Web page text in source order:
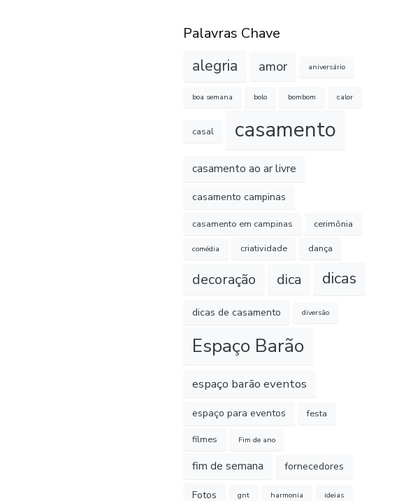
Palavras Chave
alegria amor aniversário
boa semana bolo bombom calor
casal casamento
casamento ao ar livre
casamento campinas
casamento em campinas cerimônia
comédia criatividade dança
decoração dica dicas
dicas de casamento diversão
Espaço Barão
espaço barão eventos
espaço para eventos festa
filmes Fim de ano
fim de semana fornecedores
Fotos gnt harmonia ideias